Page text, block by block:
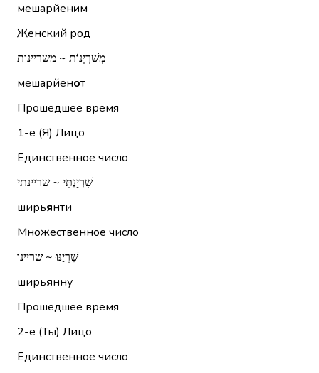
мешарйеним
Женский род
מְשַׁרְיְנוֹת ~ משריינות
мешарйенот
Прошедшее время
1-е (Я) Лицо
Единственное число
שִׁרְיַנְתִּי ~ שריינתי
ширьянти
Множественное число
שִׁרְיַנּוּ ~ שריינו
ширьянну
Прошедшее время
2-е (Ты) Лицо
Единственное число